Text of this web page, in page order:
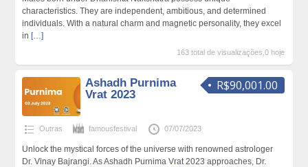
characteristics. They are independent, ambitious, and determined
individuals. With a natural charm and magnetic personality, they excel
in […]
163 total de visualizações,0 hoje
R$90,001.00
Ashadh Purnima
Vrat 2023
Outras famousfestival 07/07/2023
Unlock the mystical forces of the universe with renowned astrologer
Dr. Vinay Bajrangi. As Ashadh Purnima Vrat 2023 approaches, Dr.